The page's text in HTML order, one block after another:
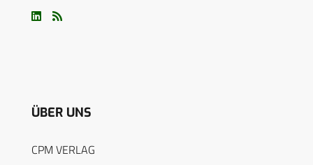
ÜBER UNS
CPM VERLAG